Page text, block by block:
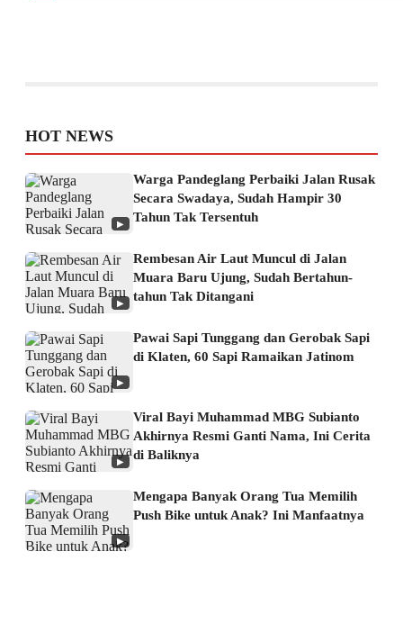
HOT NEWS
▶
Warga Pandeglang Perbaiki Jalan Rusak
Secara Swadaya, Sudah Hampir 30
Tahun Tak Tersentuh
▶
Rembesan Air Laut Muncul di Jalan
Muara Baru Ujung, Sudah Bertahun-
tahun Tak Ditangani
▶
Pawai Sapi Tunggang dan Gerobak Sapi
di Klaten, 60 Sapi Ramaikan Jatinom
▶
Viral Bayi Muhammad MBG Subianto
Akhirnya Resmi Ganti Nama, Ini Cerita
di Baliknya
▶
Mengapa Banyak Orang Tua Memilih
Push Bike untuk Anak? Ini Manfaatnya